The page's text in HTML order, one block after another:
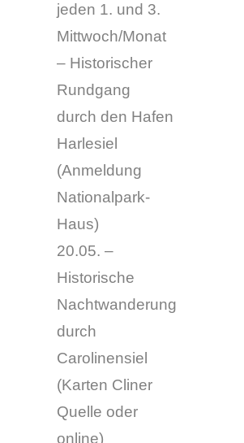
jeden 1. und 3.
Mittwoch/Monat
– Historischer
Rundgang
durch den Hafen
Harlesiel
(Anmeldung
Nationalpark-
Haus)
20.05. –
Historische
Nachtwanderung
durch
Carolinensiel
(Karten Cliner
Quelle oder
online)